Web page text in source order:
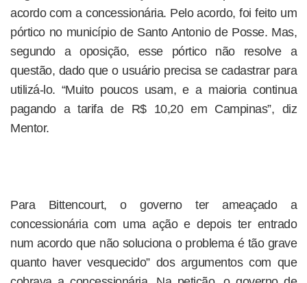
acordo com a concessionária. Pelo acordo, foi feito um
pórtico no município de Santo Antonio de Posse. Mas,
segundo a oposição, esse pórtico não resolve a
questão, dado que o usuário precisa se cadastrar para
utilizá-lo. “Muito poucos usam, e a maioria continua
pagando a tarifa de R$ 10,20 em Campinas”, diz
Mentor.
Para Bittencourt, o governo ter ameaçado a
concessionária com uma ação e depois ter entrado
num acordo que não soluciona o problema é tão grave
quanto haver vesquecido” dos argumentos com que